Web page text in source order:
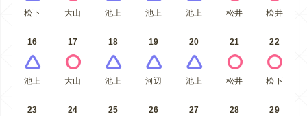
松下 大山 池上 池上 池上 松井 松井
16
池上
17
大山
18
池上
19
河辺
20
池上
21
松井
22
松下
23 24 25 26 27 28 29